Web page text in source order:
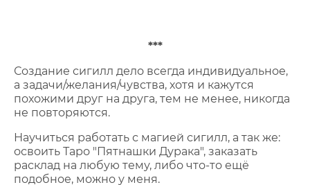
***
Создание сигилл дело всегда индивидуальное,
а задачи/желания/чувства, хотя и кажутся
похожими друг на друга, тем не менее, никогда
не повторяются.
Научиться работать с магией сигилл, а так же:
освоить Таро "Пятнашки Дурака", заказать
расклад на любую тему, либо что-то ещё
подобное, можно у меня.